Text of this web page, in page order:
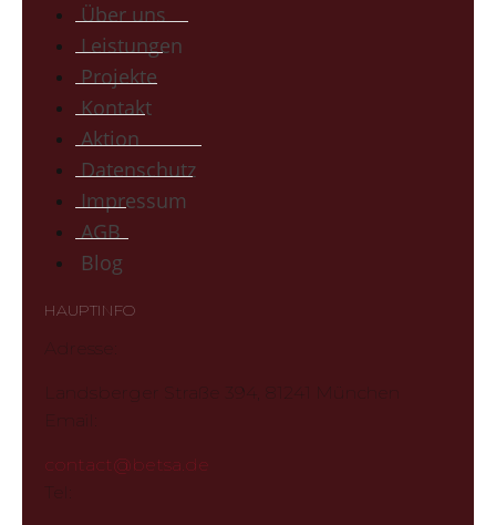
Über uns
Leistungen
Projekte
Kontakt
Aktion
Datenschutz
Impressum
AGB
Blog
HAUPTINFO
Adresse:
Landsberger Straße 394, 81241 München
Email:
contact@betsa.de
Tel: